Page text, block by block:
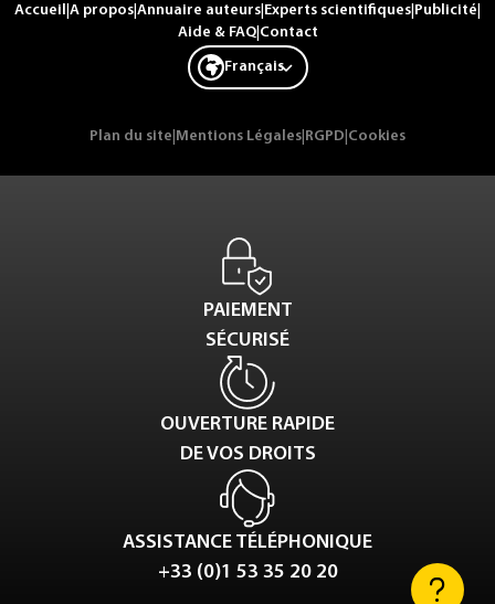
Accueil A propos Annuaire auteurs Experts scientifiques Publicité
Aide & FAQ| Contact
Français
Plan du site Mentions Légales RGPD Cookies
PAIEMENT
SÉCURISÉ
OUVERTURE RAPIDE
DE VOS DROITS
ASSISTANCE TÉLÉPHONIQUE
+33 (0)1 53 35 20 20